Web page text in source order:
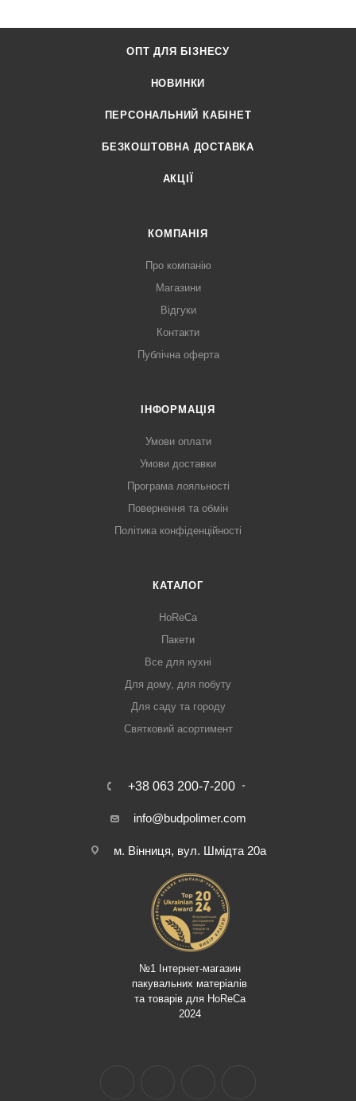
ОПТ ДЛЯ БІЗНЕСУ
НОВИНКИ
ПЕРСОНАЛЬНИЙ КАБІНЕТ
БЕЗКОШТОВНА ДОСТАВКА
АКЦІЇ
КОМПАНІЯ
Про компанію
Магазини
Відгуки
Контакти
Публічна оферта
ІНФОРМАЦІЯ
Умови оплати
Умови доставки
Програма лояльності
Повернення та обмін
Політика конфіденційності
КАТАЛОГ
HoReCa
Пакети
Все для кухні
Для дому, для побуту
Для саду та городу
Святковий асортимент
+38 063 200-7-200
info@budpolimer.com
м. Вінниця, вул. Шмідта 20а
№1 Інтернет-магазин
пакувальних матеріалів
та товарів для HoReCa
2024